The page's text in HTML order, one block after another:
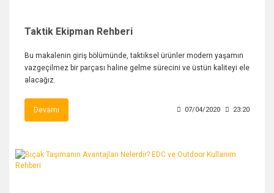
Taktik Ekipman Rehberi
Bu makalenin giriş bölümünde, taktiksel ürünler modern yaşamın
vazgeçilmez bir parçası haline gelme sürecini ve üstün kaliteyi ele
alacağız.
Devamı 07/04/2020 23:20